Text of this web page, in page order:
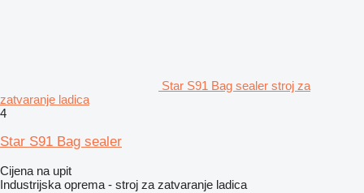
Star S91 Bag sealer stroj za
zatvaranje ladica
4
Star S91 Bag sealer
Cijena na upit
Industrijska oprema - stroj za zatvaranje ladica